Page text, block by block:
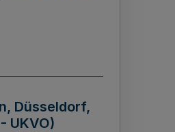
Düsseldorf,
UKVO)